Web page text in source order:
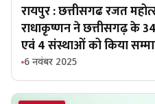
रायपुर : छत्तीसगढ रजत
राधाकृष्णन ने छत्तीसगढ़ के
एवं 4 संस्थाओं को किया
6 नवंबर 2025